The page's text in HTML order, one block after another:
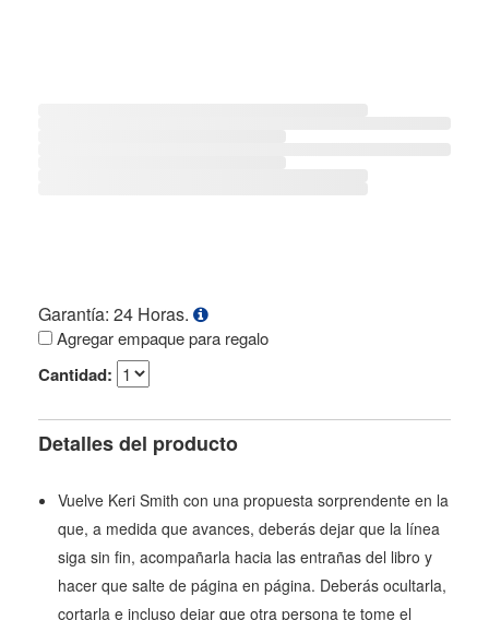
Garantía: 24 Horas.
Agregar empaque para regalo
Cantidad:
Detalles del producto
Vuelve Keri Smith con una propuesta sorprendente en la
que, a medida que avances, deberás dejar que la línea
siga sin fin, acompañarla hacia las entrañas del libro y
hacer que salte de página en página. Deberás ocultarla,
cortarla e incluso dejar que otra persona te tome el